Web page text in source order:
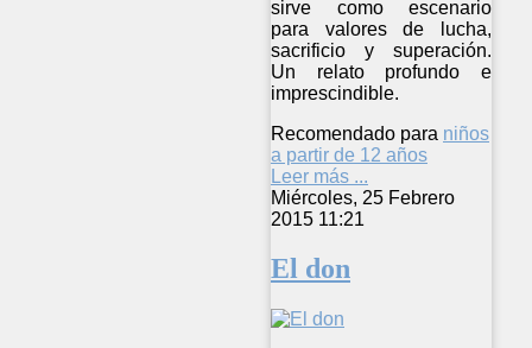
sirve como escenario
para valores de lucha,
sacrificio y superación.
Un relato profundo e
imprescindible.
Recomendado para niños
a partir de 12 años
Leer más ...
Miércoles, 25 Febrero
2015 11:21
El don